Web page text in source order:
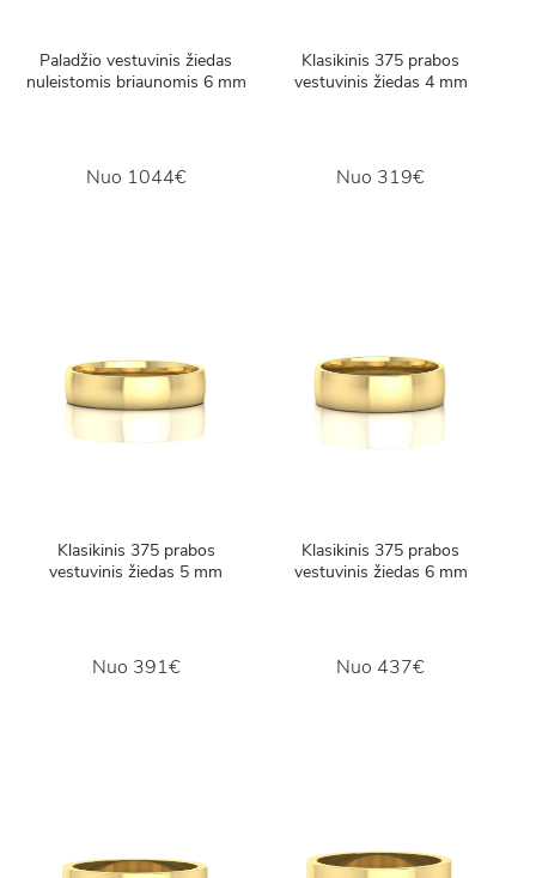
Paladžio vestuvinis žiedas
nuleistomis briaunomis 6 mm
Nuo 1044€
Klasikinis 375 prabos
vestuvinis žiedas 4 mm
Nuo 319€
Klasikinis 375 prabos
vestuvinis žiedas 5 mm
Nuo 391€
Klasikinis 375 prabos
vestuvinis žiedas 6 mm
Nuo 437€